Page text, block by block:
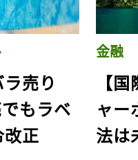
売り
もラベ
正
金融
【
ャー
法は